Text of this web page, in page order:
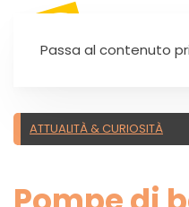
Passa al contenuto
ATTUALITÀ & CURIOSITÀ